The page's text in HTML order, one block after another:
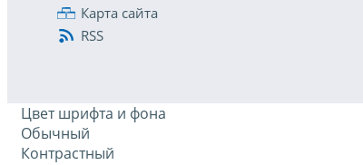
Карта сайта
RSS
Цвет шрифта и фона
Обычный
Контрастный